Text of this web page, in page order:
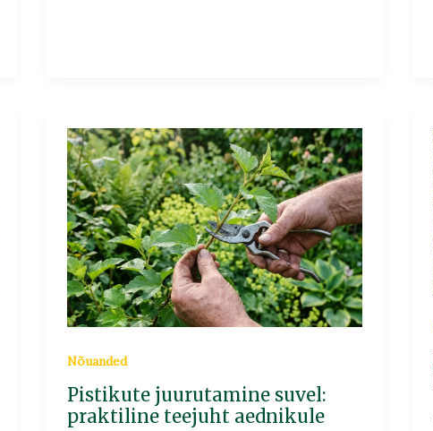
Nõuanded
Pistikute juurutamine suvel:
praktiline teejuht aednikule
Pistikute
juurutamine
suvel:
praktiline
teejuht
aednikule